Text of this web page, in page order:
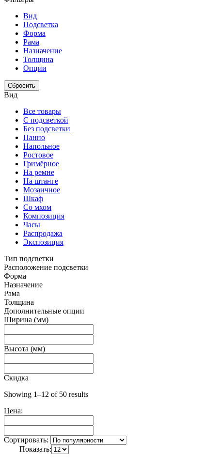
Вид
Подсветка
Форма
Рама
Назначение
Толщина
Опции
Сбросить
Вид
Все товары
С подсветкой
Без подсветки
Панно
Напольное
Ростовое
Гримёрное
На ремне
На штанге
Мозаичное
Шкаф
Со мхом
Композиция
Часы
Распродажа
Экспозиция
Тип подсветки
Расположение подсветки
Форма
Назначение
Рама
Толщина
Дополнительные опции
Ширина (мм)
Высота (мм)
Скидка
Showing 1–12 of 50 results
Цена:
Сортировать:
Показать: